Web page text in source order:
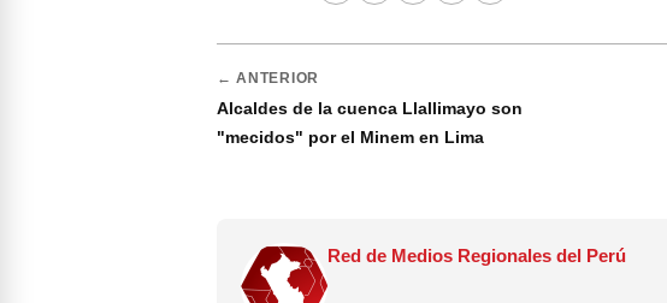
← ANTERIOR
Alcaldes de la cuenca Llallimayo son
"mecidos" por el Minem en Lima
Red de Medios Regionales del Perú